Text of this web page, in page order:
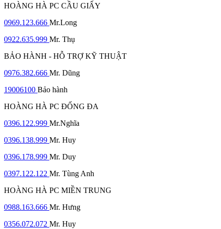
HOÀNG HÀ PC CẦU GIẤY
0969.123.666 Mr.Long
0922.635.999 Mr. Thụ
BẢO HÀNH - HỖ TRỢ KỸ THUẬT
0976.382.666 Mr. Dũng
19006100 Bảo hành
HOÀNG HÀ PC ĐỐNG ĐA
0396.122.999 Mr.Nghĩa
0396.138.999 Mr. Huy
0396.178.999 Mr. Duy
0397.122.122 Mr. Tùng Anh
HOÀNG HÀ PC MIỀN TRUNG
0988.163.666 Mr. Hưng
0356.072.072 Mr. Huy